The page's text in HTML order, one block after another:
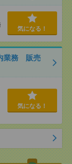
気になる！
業務 販売
気になる！